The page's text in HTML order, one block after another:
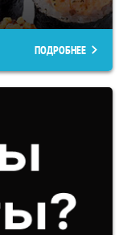
ПОДРОБНЕЕ